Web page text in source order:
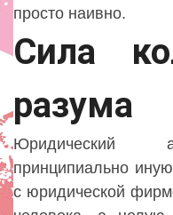
просто наивно.
Сила
разума
Юридический
принципиально
с юридической